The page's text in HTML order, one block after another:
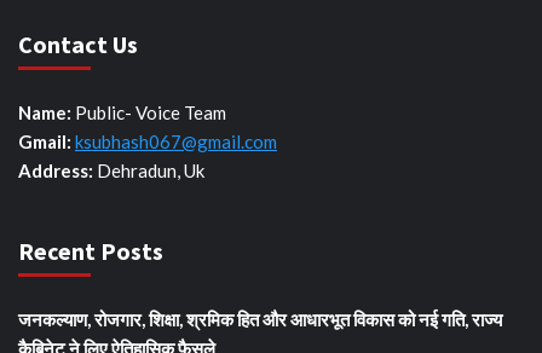
Contact Us
Name: Public- Voice Team
Gmail: ksubhash067@gmail.com
Address: Dehradun, Uk
Recent Posts
जनकल्याण, रोजगार, शिक्षा, श्रमिक हित और आधारभूत विकास को नई गति, राज्य
कैबिनेट ने लिए ऐतिहासिक फैसले